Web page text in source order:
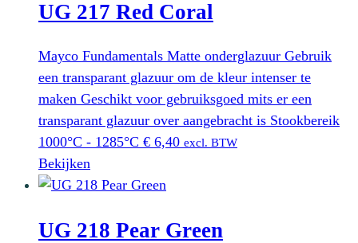
UG 217 Red Coral
Mayco Fundamentals Matte onderglazuur Gebruik
een transparant glazuur om de kleur intenser te
maken Geschikt voor gebruiksgoed mits er een
transparant glazuur over aangebracht is Stookbereik
1000°C - 1285°C € 6,40 excl. BTW
Bekijken
UG 218 Pear Green